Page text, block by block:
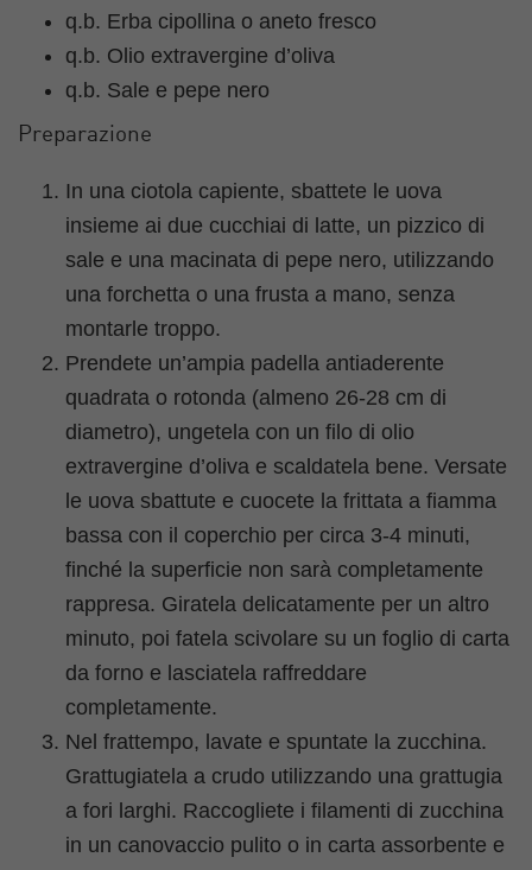
q.b. Erba cipollina o aneto fresco
q.b. Olio extravergine d’oliva
q.b. Sale e pepe nero
Preparazione
In una ciotola capiente, sbattete le uova
insieme ai due cucchiai di latte, un pizzico di
sale e una macinata di pepe nero, utilizzando
una forchetta o una frusta a mano, senza
montarle troppo.
Prendete un’ampia padella antiaderente
quadrata o rotonda (almeno 26-28 cm di
diametro), ungetela con un filo di olio
extravergine d’oliva e scaldatela bene. Versate
le uova sbattute e cuocete la frittata a fiamma
bassa con il coperchio per circa 3-4 minuti,
finché la superficie non sarà completamente
rappresa. Giratela delicatamente per un altro
minuto, poi fatela scivolare su un foglio di carta
da forno e lasciatela raffreddare
completamente.
Nel frattempo, lavate e spuntate la zucchina.
Grattugiatela a crudo utilizzando una grattugia
a fori larghi. Raccogliete i filamenti di zucchina
in un canovaccio pulito o in carta assorbente e